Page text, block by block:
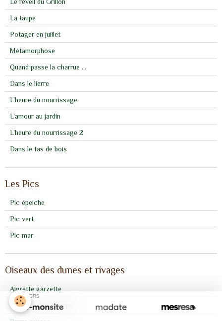
La taupe
Potager en juillet
Métamorphose
Quand passe la charrue ...
Dans le lierre
L'heure du nourrissage
L'amour au jardin
L'heure du nourrissage 2
Dans le tas de bois
Les Pics
Pic épeiche
Pic vert
Pic mar
Oiseaux des dunes et rivages
Aigrette garzette
Alouette des champs
SPONSORS